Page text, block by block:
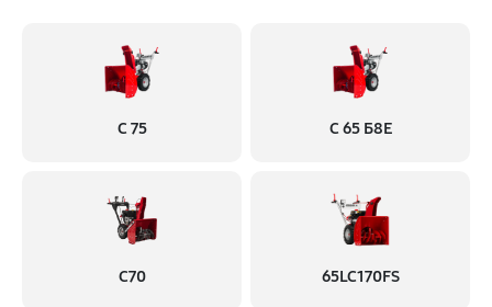
С 75 С 65 Б8Е
С70 65LC170FS